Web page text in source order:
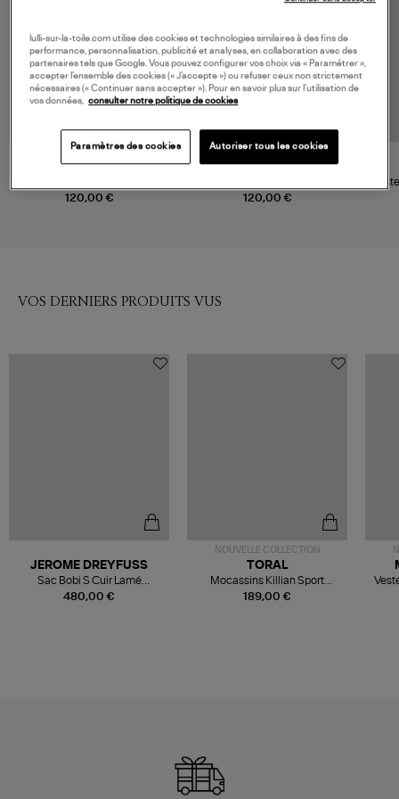
120,00 €
AOKYANOS
120,00 €
AOKYANOS
VOS DERNIERS PRODUITS VUS
480,00 €
JEROME DREYFUSS
Sac Bobi S Cuir Lamé
Champagne
NOUVELLE COLLECTION
189,00 €
TORAL
Mocassins Killian Sport
Mousse
lulli-sur-la-toile.com utilise des cookies et technologies similaires à des fins de
performance, personnalisation, publicité et analyses, en collaboration avec des
partenaires tels que Google. Vous pouvez configurer vos choix via « Paramétrer »,
accepter l’ensemble des cookies (« J’accepte ») ou refuser ceux non strictement
nécessaires (« Continuer sans accepter »). Pour en savoir plus sur l’utilisation de
vos données, consulter notre politique de cookies
Paramètres des cookies Autoriser tous les cookies